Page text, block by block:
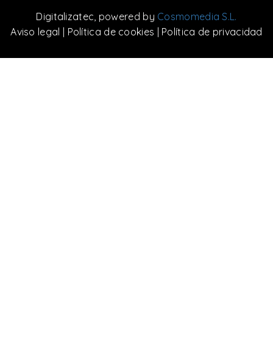
Digitalizatec , powered by Cosmomedia S.L.
Aviso legal | Política de cookies | Política de privacidad